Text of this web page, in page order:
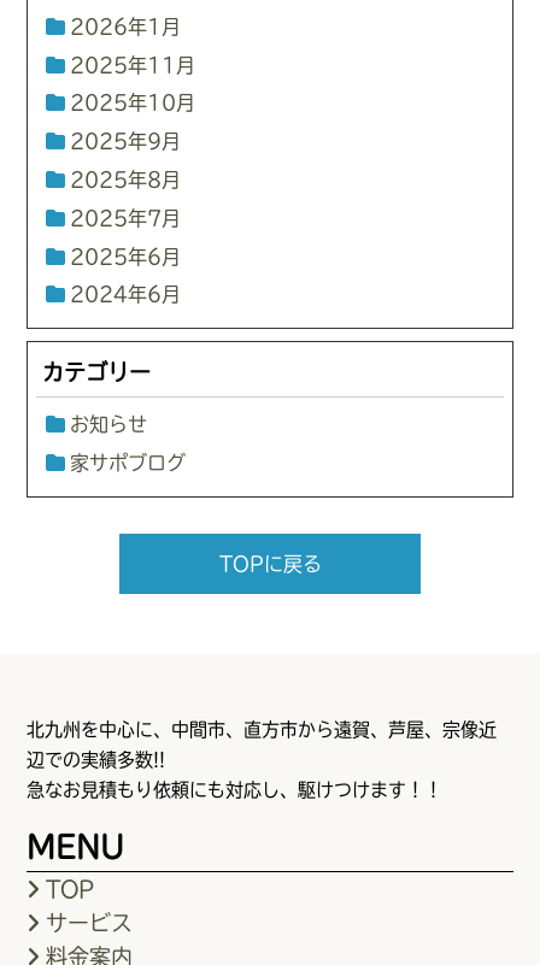
2026年1月
2025年11月
2025年10月
2025年9月
2025年8月
2025年7月
2025年6月
2024年6月
カテゴリー
お知らせ
家サポブログ
TOPに戻る
北九州を中心に、中間市、直方市から遠賀、芦屋、宗像近
辺での実績多数!!
急なお見積もり依頼にも対応し、駆けつけます！！
MENU
TOP
サービス
料金案内